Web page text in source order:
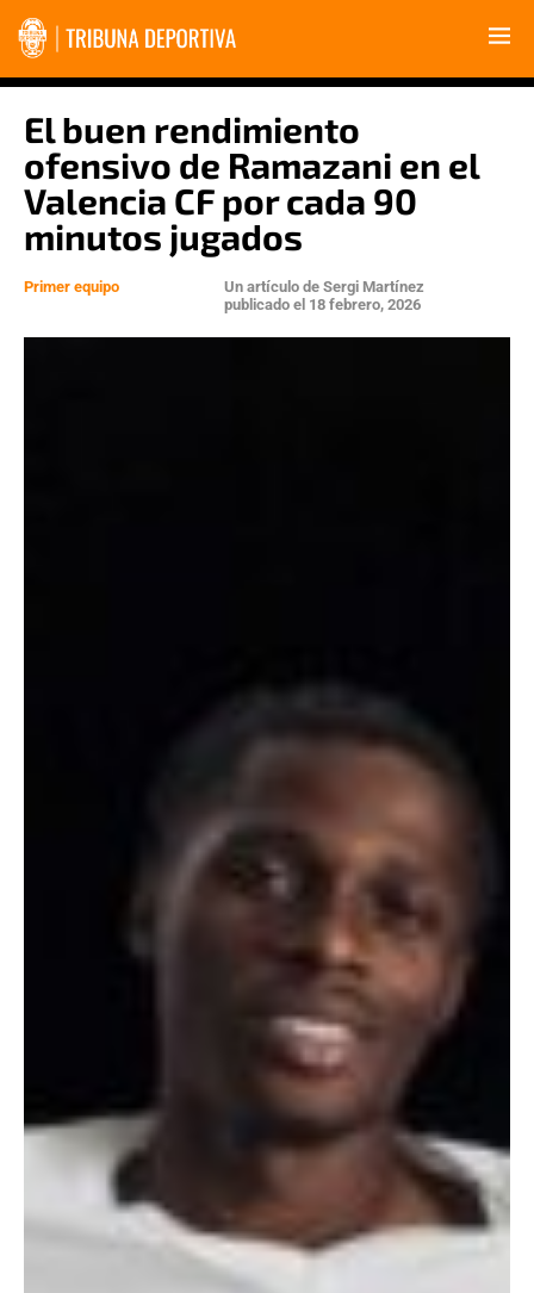
El buen rendimiento
ofensivo de Ramazani en el
Valencia CF por cada 90
minutos jugados
Primer equipo Un artículo de Sergi Martínez
publicado el 18 febrero, 2026